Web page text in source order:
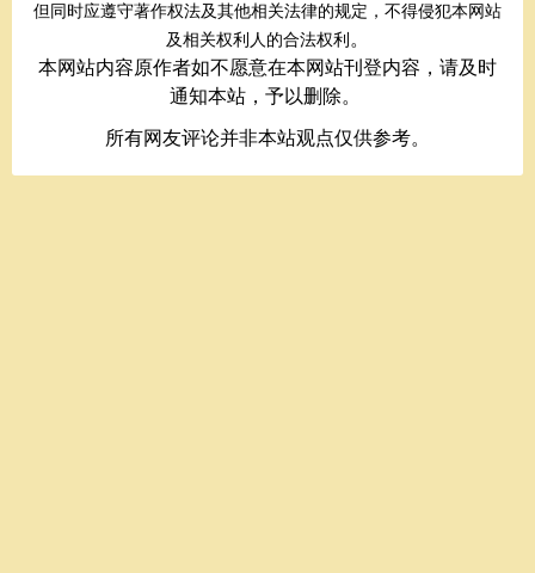
但同时应遵守著作权法及其他相关法律的规定，不得侵犯本网站
及相关权利人的合法权利 。
本网站内容原作者如不愿意在本网站刊登内容，请及时
通知本站，予以删除。
所有网友评论并非本站观点仅供参考。